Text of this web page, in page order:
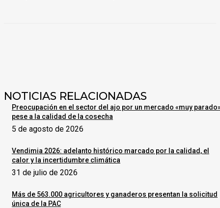
NOTICIAS RELACIONADAS
Preocupación en el sector del ajo por un mercado «muy
pese a la calidad de la cosecha
5 de agosto de 2026
Vendimia 2026: adelanto histórico marcado por la calidad, el
calor y la incertidumbre climática
31 de julio de 2026
Más de 563.000 agricultores y ganaderos presentan la solicitud
única de la PAC